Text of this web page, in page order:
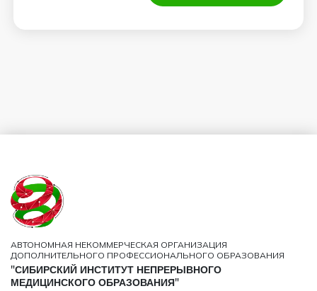
АВТОНОМНАЯ НЕКОММЕРЧЕСКАЯ ОРГАНИЗАЦИЯ
ДОПОЛНИТЕЛЬНОГО ПРОФЕССИОНАЛЬНОГО ОБРАЗОВАНИЯ
"СИБИРСКИЙ ИНСТИТУТ НЕПРЕРЫВНОГО
МЕДИЦИНСКОГО ОБРАЗОВАНИЯ"